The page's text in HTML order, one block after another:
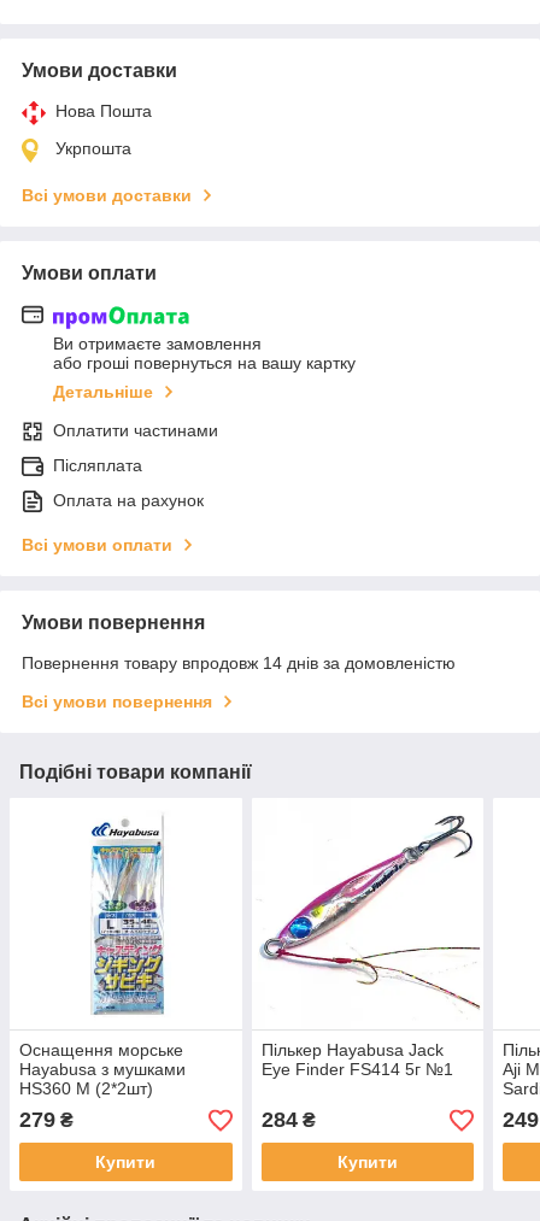
Умови доставки
Нова Пошта
Укрпошта
Всі умови доставки
Умови оплати
Ви отримаєте замовлення
або гроші повернуться на вашу картку
Детальніше
Оплатити частинами
Післяплата
Оплата на рахунок
Всі умови оплати
Умови повернення
Повернення товару впродовж 14 днів за домовленістю
Всі умови повернення
Подібні товари компанії
Оснащення морське
Hayabusa з мушками
HS360 M (2*2шт)
279 ₴
Купити
Пількер Hayabusa Jack
Eye Finder FS414 5г №1
284₴
Купити
Aji
249